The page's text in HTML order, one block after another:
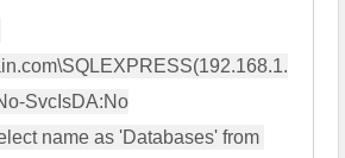
SvcIsDA:No
name as 'Databases' from